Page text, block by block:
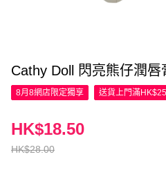
Cathy Doll 閃亮熊仔潤
8月8網店限定獨享 送貨上門滿
HK$28.00
HK$18.50